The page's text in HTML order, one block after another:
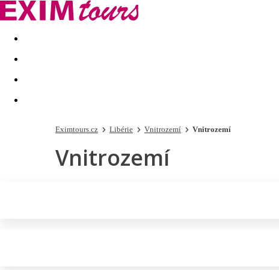
Akční nabídky Last minute
Eximtours.cz Libérie Vnitrozemí Vnitrozemí
Vnitrozemí